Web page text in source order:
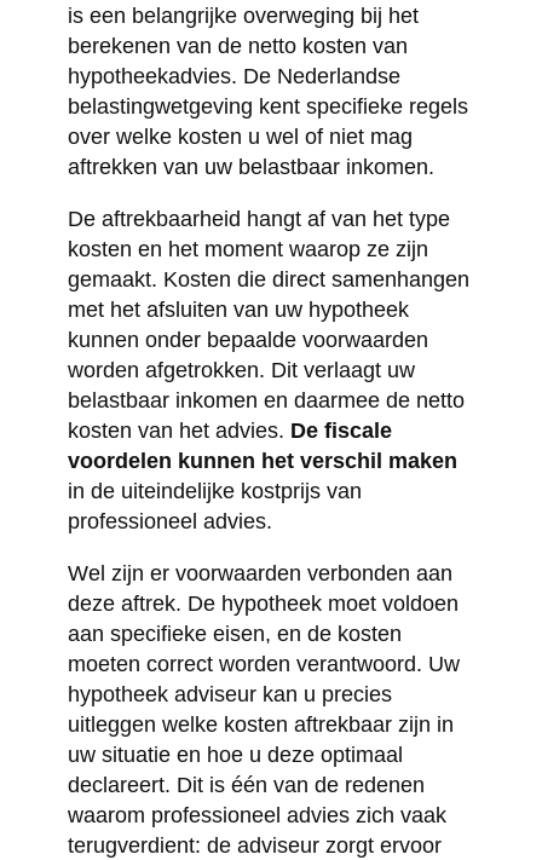
is een belangrijke overweging bij het
berekenen van de netto kosten van
hypotheekadvies. De Nederlandse
belastingwetgeving kent specifieke regels
over welke kosten u wel of niet mag
aftrekken van uw belastbaar inkomen.
De aftrekbaarheid hangt af van het type
kosten en het moment waarop ze zijn
gemaakt. Kosten die direct samenhangen
met het afsluiten van uw hypotheek
kunnen onder bepaalde voorwaarden
worden afgetrokken. Dit verlaagt uw
belastbaar inkomen en daarmee de netto
kosten van het advies. De fiscale
voordelen kunnen het verschil maken
in de uiteindelijke kostprijs van
professioneel advies.
Wel zijn er voorwaarden verbonden aan
deze aftrek. De hypotheek moet voldoen
aan specifieke eisen, en de kosten
moeten correct worden verantwoord. Uw
hypotheek adviseur kan u precies
uitleggen welke kosten aftrekbaar zijn in
uw situatie en hoe u deze optimaal
declareert. Dit is één van de redenen
waarom professioneel advies zich vaak
terugverdient: de adviseur zorgt ervoor